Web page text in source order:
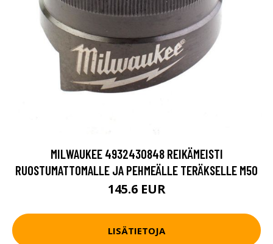
MILWAUKEE 4932430848 REIKÄMEISTI
RUOSTUMATTOMALLE JA PEHMEÄLLE TERÄKSELLE M50
145.6 EUR
LISÄTIETOJA